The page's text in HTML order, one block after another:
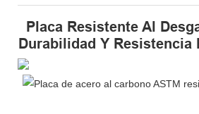
Placa Resistente Al
Durabilidad Y Resistencia